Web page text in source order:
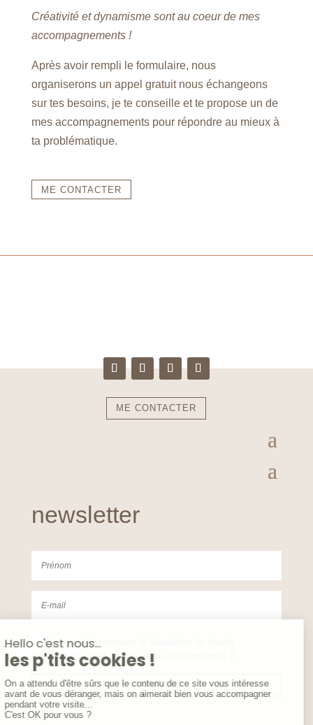
Créativité et dynamisme sont au coeur de mes
accompagnements !
Après avoir rempli le formulaire, nous
organiserons un appel gratuit nous échangeons
sur tes besoins, je te conseille et te propose un de
mes accompagnements pour répondre au mieux à
ta problématique.
ME CONTACTER
ME CONTACTER
newsletter
J'accepte de recevoir la Newsletter de Studio
Eucalyptus. Voir la politique de confidentialités
S'INSCRIRE